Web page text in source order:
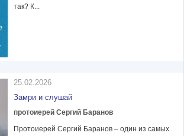
так? К...
25.02.2026
Замри и слушай
протоиерей Сергий Баранов
Протоиерей Сергий Баранов – один из самых